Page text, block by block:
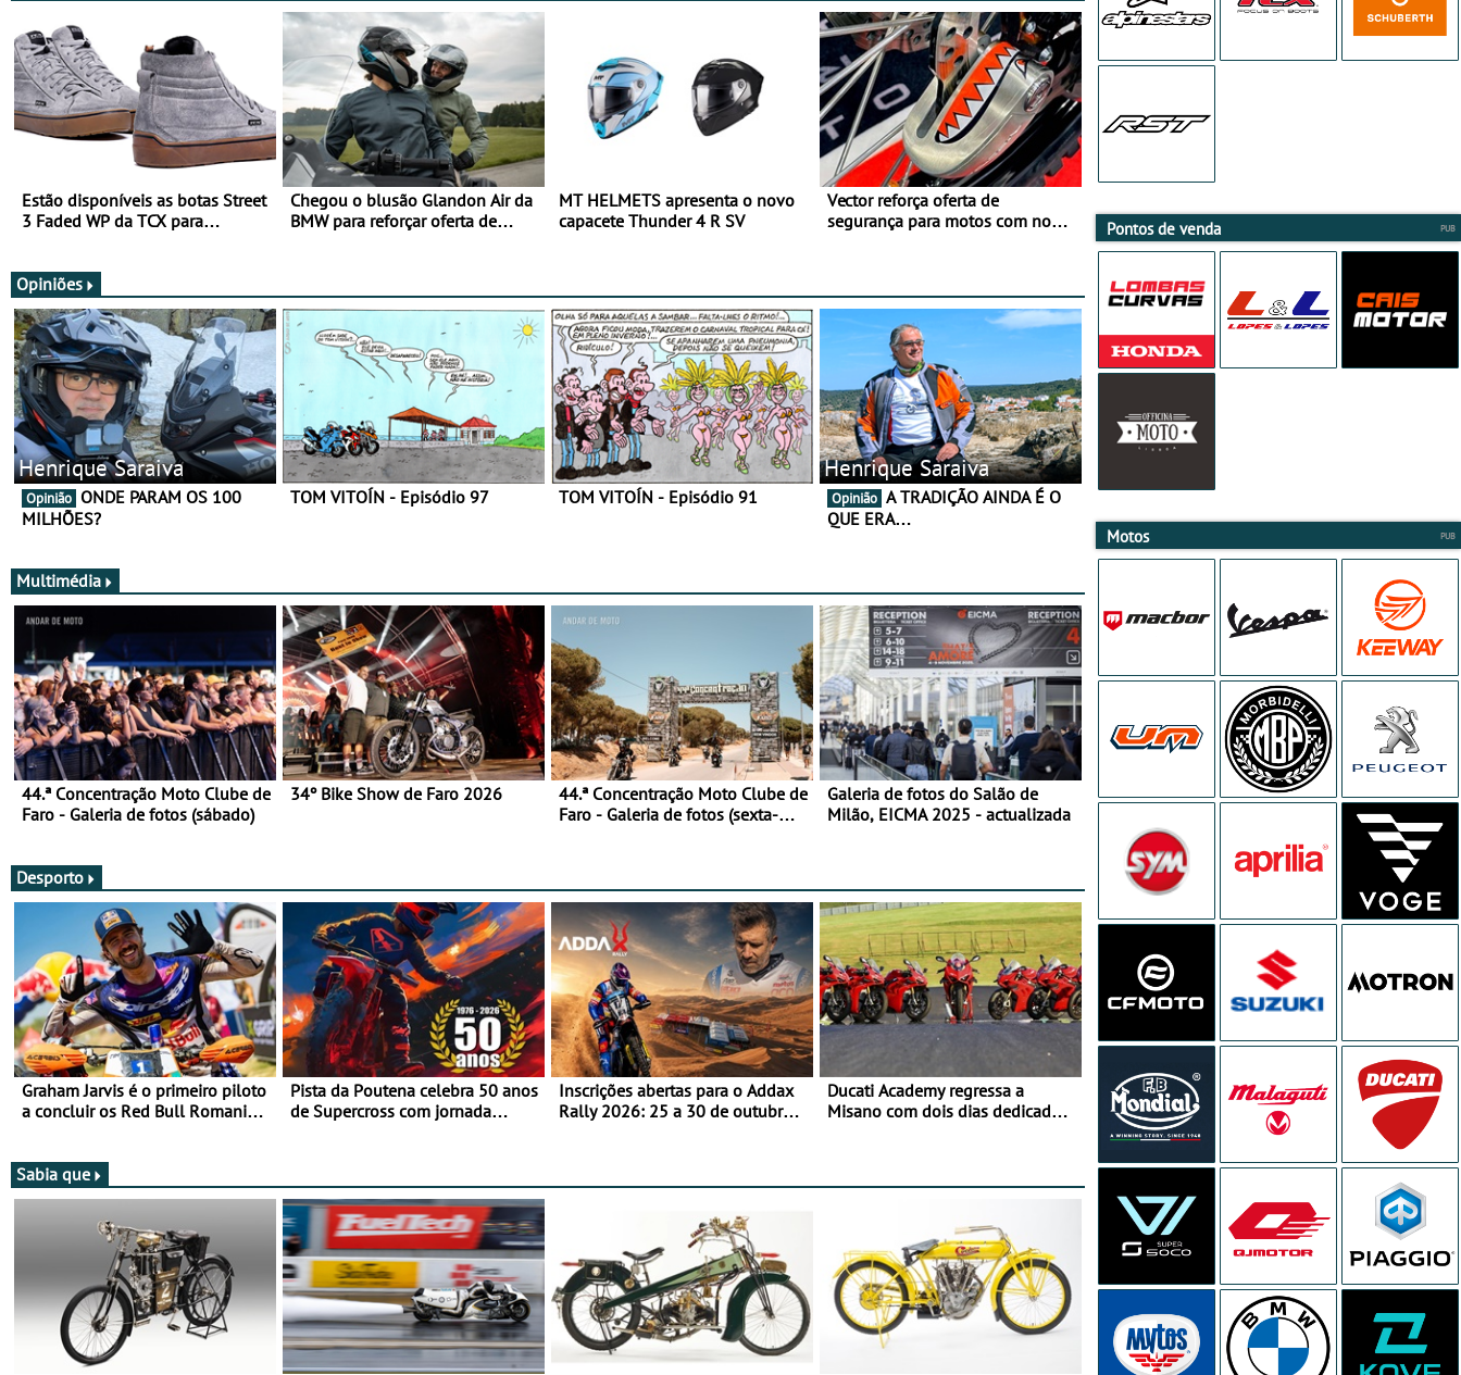
Estão disponíveis as botas Street
3 Faded WP da TCX para
Chegou o blusão Glandon Air da
BMW para reforçar oferta de
MT HELMETS apresenta o novo
capacete Thunder 4 R SV
Vector reforça oferta de
segurança para motos com nova
Opiniões
Henrique Saraiva
Opinião
MILHÕES?
TOM VITOÍN - Episódio 97 TOM VITOÍN - Episódio 91
Henrique Saraiva
Opinião
QUE ERA…
Multimédia
44.ª Concentração Moto Clube de
Faro - Galeria de fotos (sábado)
34º Bike Show de Faro 2026
44.ª Concentração Moto Clube de
Faro - Galeria de fotos (sexta-
Galeria de fotos do Salão de
Milão, EICMA 2025 - actualizada
Desporto
Graham Jarvis é o primeiro piloto
a concluir os Red Bull Romaniacs
Pista da Poutena celebra 50 anos
de Supercross com jornada
Inscrições abertas para o Addax
Rally 2026: 25 a 30 de outubro -
Ducati Academy regressa a
Misano com dois dias dedicados
Sabia que
Pontos de venda
Motos